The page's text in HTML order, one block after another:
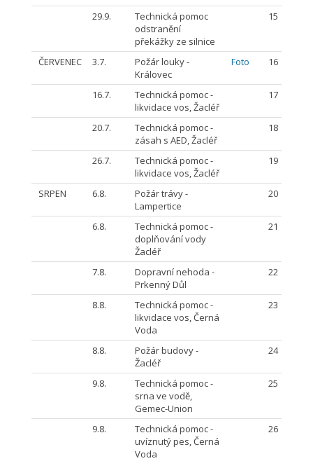
29.9.
Technická pomoc
odstranění
překážky ze silnice
15
ČERVENEC 3.7.
Požár louky -
Královec
Foto 16
16.7.
Technická pomoc -
likvidace vos, Žacléř
17
20.7.
Technická pomoc -
zásah s AED, Žacléř
18
26.7.
Technická pomoc -
likvidace vos, Žacléř
19
SRPEN 6.8.
Požár trávy -
Lampertice
20
6.8.
Technická pomoc -
doplňování vody
Žacléř
21
7.8.
Dopravní nehoda -
Prkenný Důl
22
8.8.
Technická pomoc -
likvidace vos, Černá
Voda
23
8.8.
Požár budovy -
Žacléř
24
9.8.
Technická pomoc -
srna ve vodě,
Gemec-Union
25
9.8.
Technická pomoc -
uvíznutý pes, Černá
Voda
26